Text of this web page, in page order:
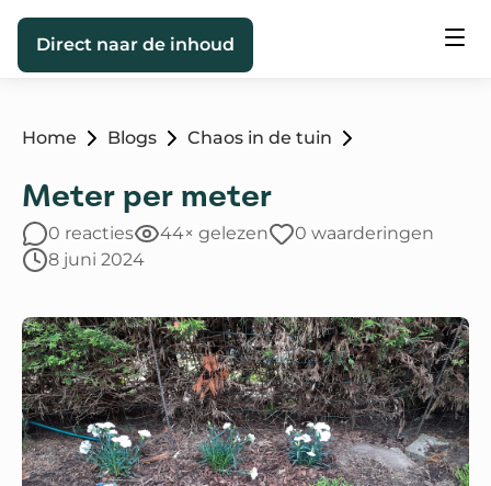
Direct naar de inhoud
Home Blogs Chaos in de tuin
Meter per meter
0 reacties 44× gelezen
0 waarderingen
8 juni 2024